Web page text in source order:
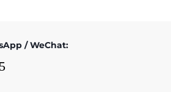
/ WeChat: